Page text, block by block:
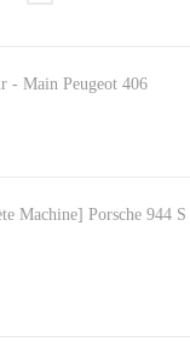
- Main Peugeot 406
Machine] Porsche 944